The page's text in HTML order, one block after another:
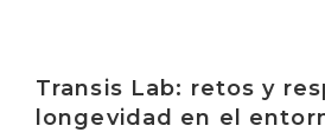
Transis Lab: retos y
longevidad en el